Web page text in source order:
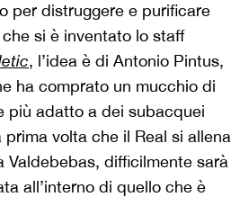
per distruggere e purificare
si è inventato lo staff
, l’idea è di Antonio Pintus,
ha comprato un mucchio di
più adatto a dei subacquei
volta che il Real si allena
difficilmente sarà
all’interno di quello che è